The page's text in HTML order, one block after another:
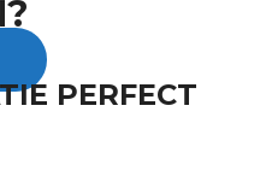
PERFECT